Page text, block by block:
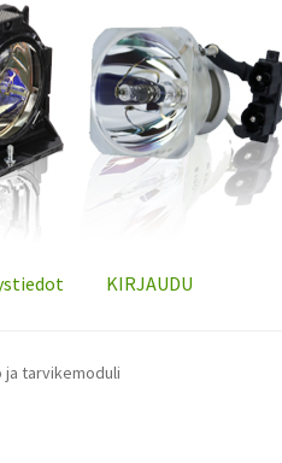
KIRJAUDU
ja tarvikemoduli